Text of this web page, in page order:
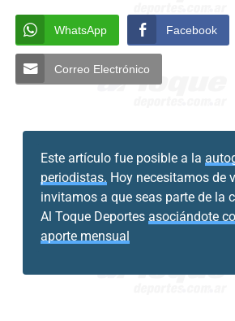
WhatsApp Facebook
Correo Electrónico
Este artículo fue posible a la
periodistas. Hoy necesitamos de
invitamos a que seas parte de la
Al Toque Deportes asociándote
aporte mensual